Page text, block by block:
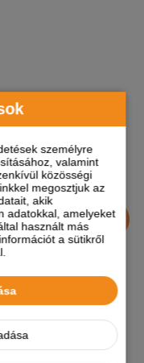
személyre
valamint
közösségi
megosztjuk az
akik
adatokkal, amelyeket
használt más
a sütikről